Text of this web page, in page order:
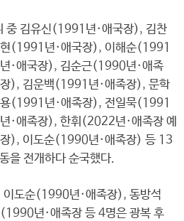
중 김유신(1991년·애국장), 김찬
(1991년·애국장), 이해순(1991
·애국장), 김순근(1990년·애족
), 김운백(1991년·애족장), 문학
(1991년·애족장), 전일묵(1991
·애족장), 한휘(2022년·애족장 예
), 이도순(1990년·애족장) 등 13
을 전개하다 순국했다.
도순(1990년·애족장), 동방석
년·애족장 등 4명은 광복 후